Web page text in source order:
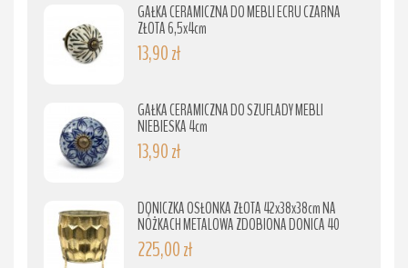
GAŁKA CERAMICZNA DO MEBLI ECRU CZARNA
ZŁOTA 6,5x4cm
13,90 zł
GAŁKA CERAMICZNA DO SZUFLADY MEBLI
NIEBIESKA 4cm
13,90 zł
DONICZKA OSŁONKA ZŁOTA 42x38x38cm NA
NÓŻKACH METALOWA ZDOBIONA DONICA 40
225,00 zł